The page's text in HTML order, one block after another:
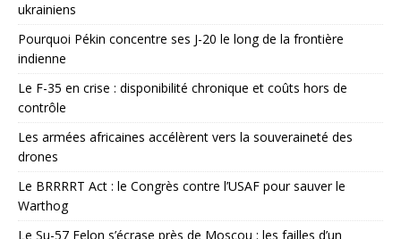
ukrainiens
Pourquoi Pékin concentre ses J-20 le long de la frontière
indienne
Le F-35 en crise : disponibilité chronique et coûts hors de
contrôle
Les armées africaines accélèrent vers la souveraineté des
drones
Le BRRRRT Act : le Congrès contre l’USAF pour sauver le
Warthog
Le Su-57 Felon s’écrase près de Moscou : les failles d’un